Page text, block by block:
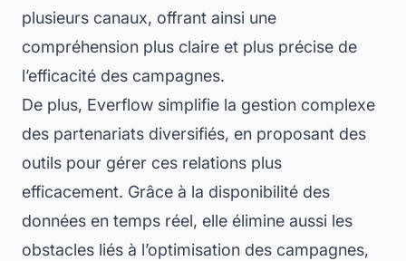
plusieurs canaux, offrant ainsi une
compréhension plus claire et plus précise de
l’efficacité des campagnes.
De plus, Everflow simplifie la gestion complexe
des partenariats diversifiés, en proposant des
outils pour gérer ces relations plus
efficacement. Grâce à la disponibilité des
données en temps réel, elle élimine aussi les
obstacles liés à l’optimisation des campagnes,